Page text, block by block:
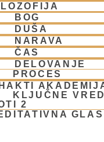
BOG
DUŠA
NARAVA
ČAS
DELOVANJE
PROCES
KLJUČNE
2
Thakur
– Praznovanje